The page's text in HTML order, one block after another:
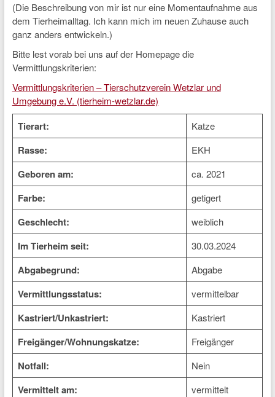
(Die Beschreibung von mir ist nur eine Momentaufnahme aus
dem Tierheimalltag. Ich kann mich im neuen Zuhause auch
ganz anders entwickeln.)
Bitte lest vorab bei uns auf der Homepage die
Vermittlungskriterien:
Vermittlungskriterien – Tierschutzverein Wetzlar und
Umgebung e.V. (tierheim-wetzlar.de)
Tierart: Katze
Rasse: EKH
Geboren am: ca. 2021
Farbe: getigert
Geschlecht: weiblich
Im Tierheim seit: 30.03.2024
Abgabegrund: Abgabe
Vermittlungsstatus: vermittelbar
Kastriert/Unkastriert: Kastriert
Freigänger/Wohnungskatze: Freigänger
Notfall: Nein
Vermittelt am: vermittelt